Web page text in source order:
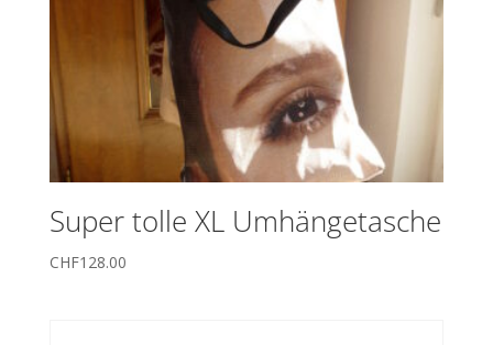
Super tolle XL Umhängetasche
CHF128.00